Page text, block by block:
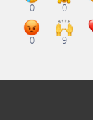
0 0
0 9